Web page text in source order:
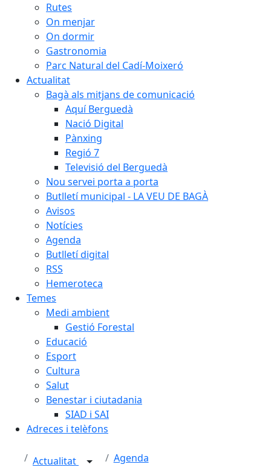
Rutes
On menjar
On dormir
Gastronomia
Parc Natural del Cadí-Moixeró
Actualitat
Bagà als mitjans de comunicació
Aquí Berguedà
Nació Digital
Pànxing
Regió 7
Televisió del Berguedà
Nou servei porta a porta
Butlletí municipal - LA VEU DE BAGÀ
Avisos
Notícies
Agenda
Butlletí digital
RSS
Hemeroteca
Temes
Medi ambient
Gestió Forestal
Educació
Esport
Cultura
Salut
Benestar i ciutadania
SIAD i SAI
Adreces i telèfons
Actualitat Agenda